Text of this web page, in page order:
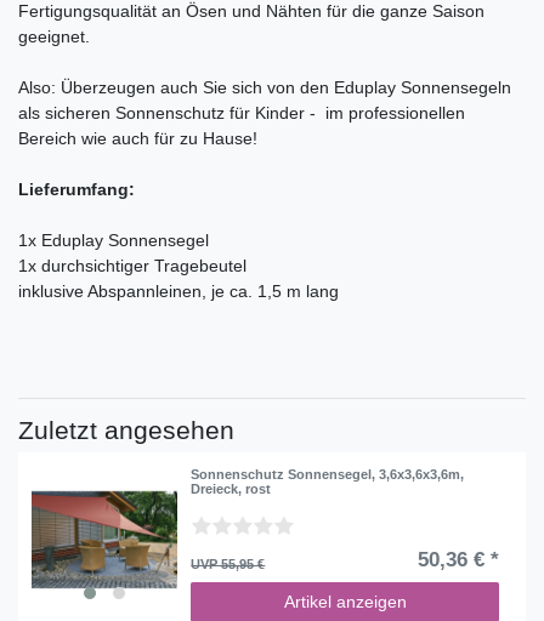
Fertigungsqualität an Ösen und Nähten für die ganze Saison
geeignet.
Also: Überzeugen auch Sie sich von den Eduplay Sonnensegeln
als sicheren Sonnenschutz für Kinder - im professionellen
Bereich wie auch für zu Hause!
Lieferumfang:
1x Eduplay Sonnensegel
1x durchsichtiger Tragebeutel
inklusive Abspannleinen, je ca. 1,5 m lang
Zuletzt angesehen
Sonnenschutz Sonnensegel, 3,6x3,6x3,6m,
Dreieck, rost
UVP 55,95 € 50,36 € *
Artikel anzeigen